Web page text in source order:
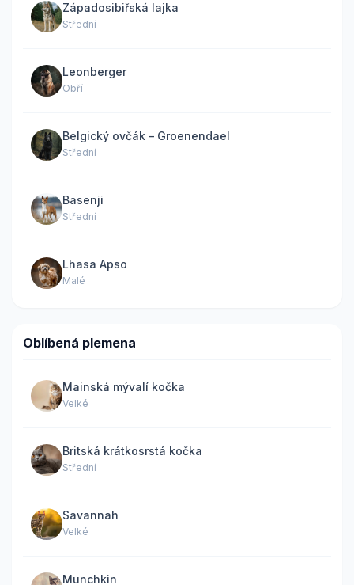
Západosibiřská lajka
Střední
Leonberger
Obří
Belgický ovčák – Groenendael
Střední
Basenji
Střední
Lhasa Apso
Malé
Oblíbená plemena
Mainská mývalí kočka
Velké
Britská krátkosrstá kočka
Střední
Savannah
Velké
Munchkin